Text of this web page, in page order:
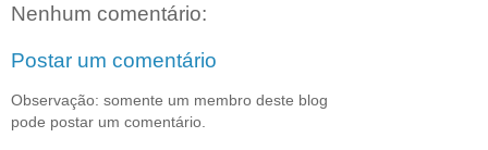
Nenhum comentário:
Postar um comentário
Observação: somente um membro deste blog
pode postar um comentário.